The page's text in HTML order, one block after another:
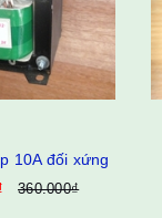
5A đối xứng
195.000₫